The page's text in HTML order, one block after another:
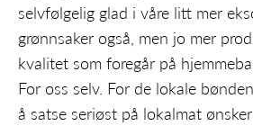
selvfølgelig glad i våre litt mer
grønnsaker også, men jo mer
kvalitet som foregår på
For oss selv. For de lokale
å satse seriøst på lokalmat